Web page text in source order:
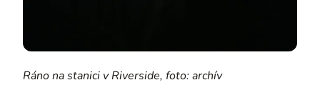
Ráno na stanici v Riverside, foto: archív